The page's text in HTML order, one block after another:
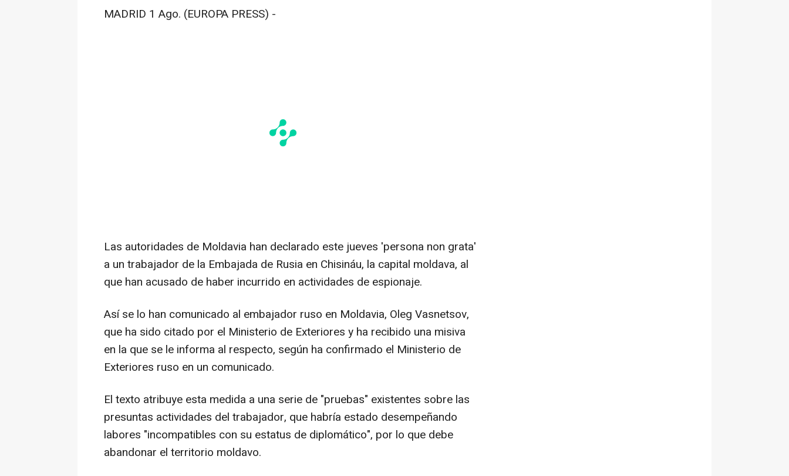
MADRID 1 Ago. (EUROPA PRESS) -
Las autoridades de Moldavia han declarado este jueves 'persona non grata'
a un trabajador de la Embajada de Rusia en Chisináu, la capital moldava, al
que han acusado de haber incurrido en actividades de espionaje.
Así se lo han comunicado al embajador ruso en Moldavia, Oleg Vasnetsov,
que ha sido citado por el Ministerio de Exteriores y ha recibido una misiva
en la que se le informa al respecto, según ha confirmado el Ministerio de
Exteriores ruso en un comunicado.
El texto atribuye esta medida a una serie de "pruebas" existentes sobre las
presuntas actividades del trabajador, que habría estado desempeñando
labores "incompatibles con su estatus de diplomático", por lo que debe
abandonar el territorio moldavo.